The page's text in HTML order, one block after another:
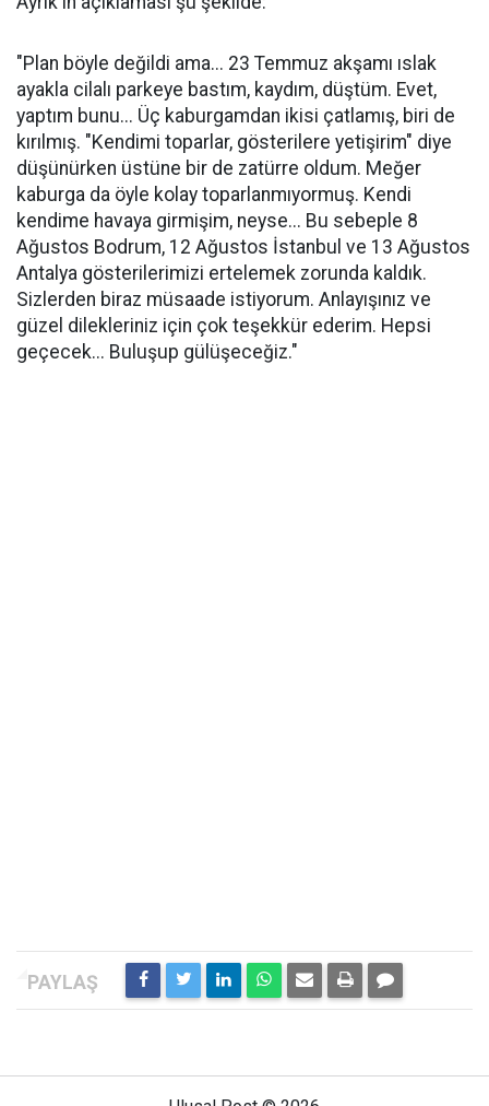
"Plan böyle değildi ama... 23 Temmuz akşamı ıslak
ayakla cilalı parkeye bastım, kaydım, düştüm. Evet,
yaptım bunu... Üç kaburgamdan ikisi çatlamış, biri de
kırılmış. "Kendimi toparlar, gösterilere yetişirim" diye
düşünürken üstüne bir de zatürre oldum. Meğer
kaburga da öyle kolay toparlanmıyormuş. Kendi
kendime havaya girmişim, neyse... Bu sebeple 8
Ağustos Bodrum, 12 Ağustos İstanbul ve 13 Ağustos
Antalya gösterilerimizi ertelemek zorunda kaldık.
Sizlerden biraz müsaade istiyorum. Anlayışınız ve
güzel dilekleriniz için çok teşekkür ederim. Hepsi
geçecek... Buluşup gülüşeceğiz."